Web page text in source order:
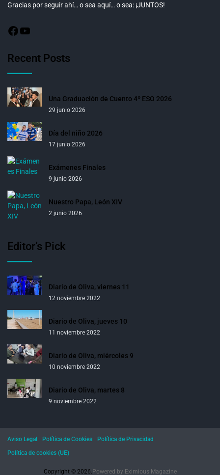
Gracias por seguir ahí… o sea aquí… o sea: ¡JUNTOS!
Recent Posts
Una Graduación de Cuento 4º ESO 2026
29 junio 2026
Día del niño 2026
17 junio 2026
Exámenes Finales
9 junio 2026
Nuestro Papa, León XIV
2 junio 2026
Editor’s Pick
Diario de Oliva, viernes 11
12 noviembre 2022
Diario de Oliva, jueves 10
11 noviembre 2022
Diario de Oliva, miércoles 9
10 noviembre 2022
Diario de Oliva, martes 8
9 noviembre 2022
Copyright © 2026.Powered by Eximious Magazine
Aviso Legal Política de Cookies
Política de Privacidad
Política de cookies (UE)